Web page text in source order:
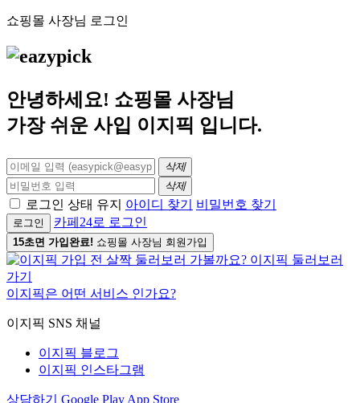
쇼핑몰 사장님 로그인
안녕하세요! 쇼핑몰 사장님
가장 쉬운 사입 이지픽 입니다.
삭제
삭제
로그인 상태 유지 아이디 찾기 비밀번호 찾기
로그인 카페24로 로그인
15초면 가입완료! 쇼핑몰 사장님 회원가입
이지픽은 어떤 서비스 인가요?
이지픽 SNS 채널
이지픽 블로그
이지픽 인스타그램
상담하기 Google Play App Store